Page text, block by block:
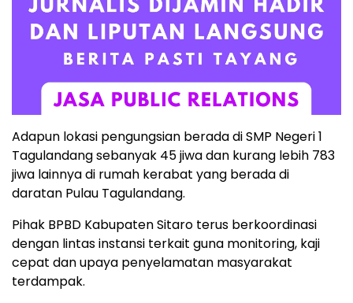
Adapun lokasi pengungsian berada di SMP Negeri 1
Tagulandang sebanyak 45 jiwa dan kurang lebih 783
jiwa lainnya di rumah kerabat yang berada di
daratan Pulau Tagulandang.
Pihak BPBD Kabupaten Sitaro terus berkoordinasi
dengan lintas instansi terkait guna monitoring, kaji
cepat dan upaya penyelamatan masyarakat
terdampak.